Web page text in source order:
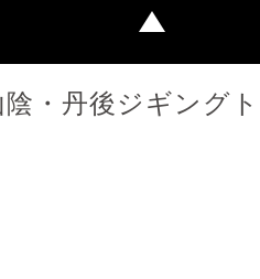
陰・丹後ジギング